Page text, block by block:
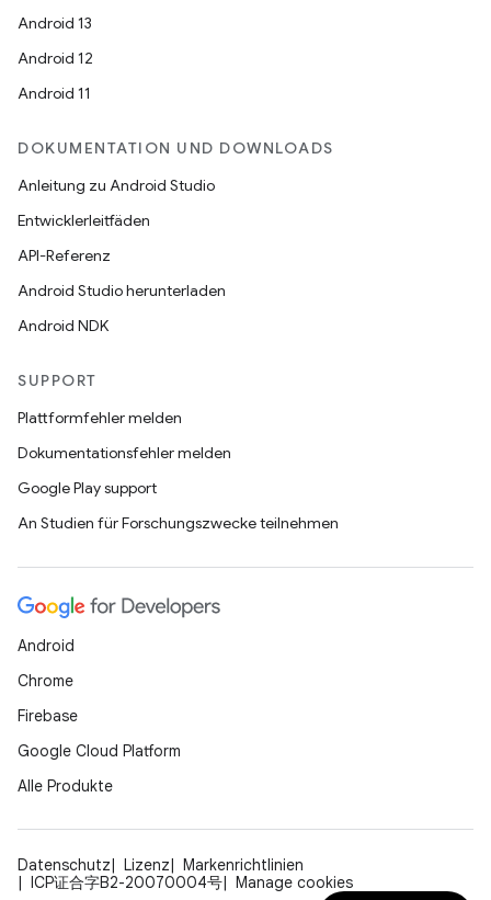
Android 13
Android 12
Android 11
DOKUMENTATION UND DOWNLOADS
Anleitung zu Android Studio
Entwicklerleitfäden
API-Referenz
Android Studio herunterladen
Android NDK
SUPPORT
Plattformfehler melden
Dokumentationsfehler melden
Google Play support
An Studien für Forschungszwecke teilnehmen
Android
Chrome
Firebase
Google Cloud Platform
Alle Produkte
Datenschutz Lizenz
Markenrichtlinien
ICP证合字B2-20070004号
Manage cookies